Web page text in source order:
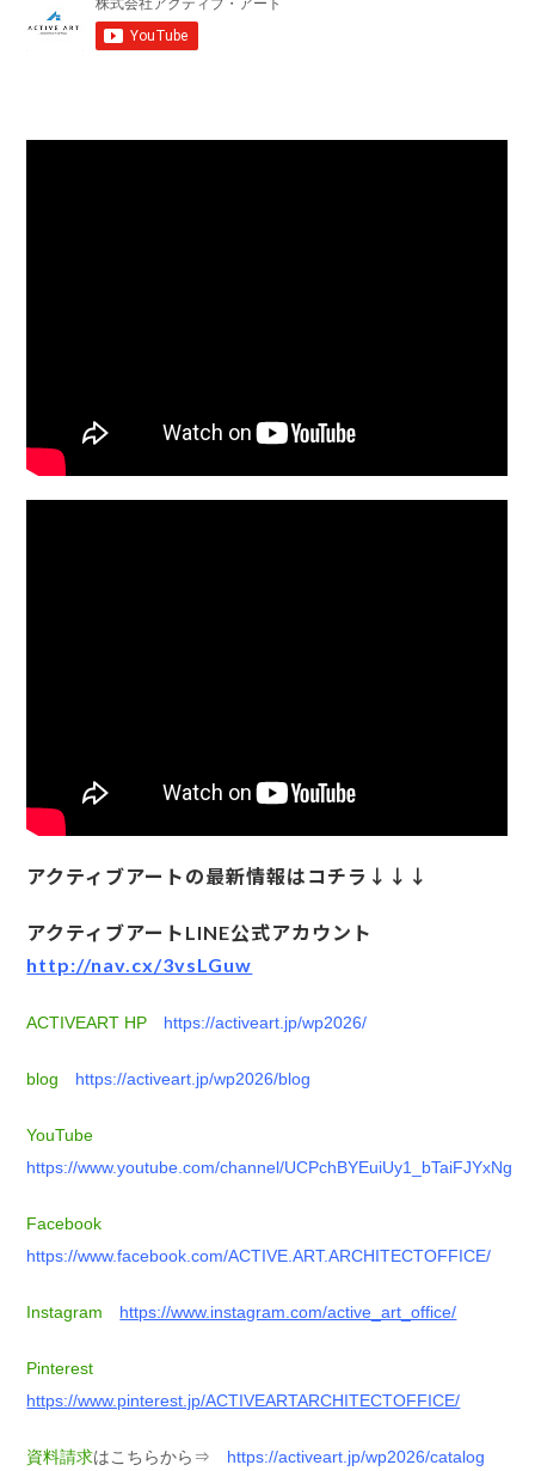
アクティブアートの最新情報はコチラ↓↓↓
アクティブアートLINE公式アカウント
http://nav.cx/3vsLGuw
ACTIVEART HP https://activeart.jp/wp2026/
blog https://activeart.jp/wp2026/blog
YouTube
https://www.youtube.com/channel/UCPchBYEuiUy1_bTaiFJYxNg
Facebook
https://www.facebook.com/ACTIVE.ART.ARCHITECTOFFICE/
Instagram https://www.instagram.com/active_art_office/
Pinterest
https://www.pinterest.jp/ACTIVEARTARCHITECTOFFICE/
資料請求はこちらから⇒ https://activeart.jp/wp2026/catalog